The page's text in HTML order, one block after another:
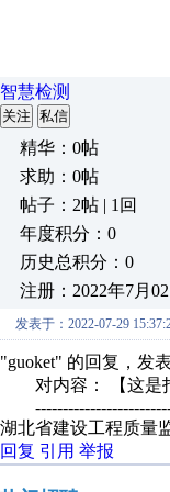
智慧检测
关注 私信
精华：0帖
求助：0帖
帖子：2帖 | 1回
年度积分：0
历史总积分：0
注册：2022年7月02
发表于：2022-07-29
"guoket" 的回复，发
对内容： 【这是打
湖北省建设工程质量
回复 引用 举报